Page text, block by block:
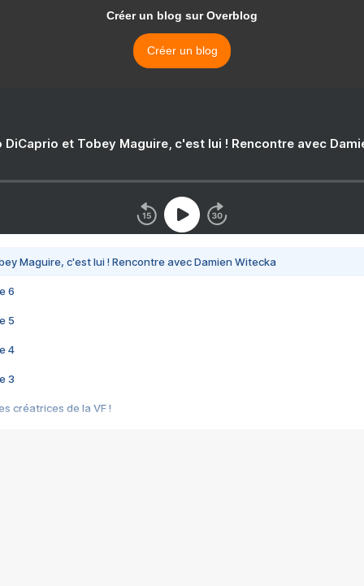
Créer un blog sur Overblog
Créer un blog
DiCaprio et Tobey Maguire, c'est lui ! Rencontre avec
Maguire, c'est lui ! Rencontre avec Damien Witecka
6
5
4
3
créatrices de la VF !